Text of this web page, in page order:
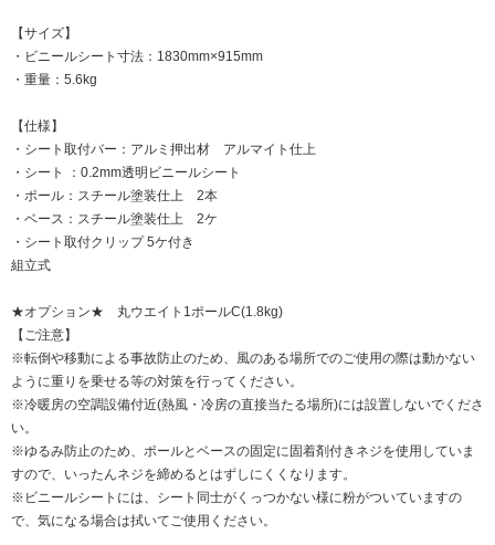
【サイズ】
・ビニールシート寸法：1830mm×915mm
・重量：5.6kg
【仕様】
・シート取付バー：アルミ押出材 アルマイト仕上
・シート ：0.2mm透明ビニールシート
・ポール：スチール塗装仕上 2本
・ベース：スチール塗装仕上 2ケ
・シート取付クリップ 5ケ付き
組立式
★オプション★ 丸ウエイト1ポールC(1.8kg)
【ご注意】
※転倒や移動による事故防止のため、風のある場所でのご使用の際は動かない
ように重りを乗せる等の対策を行ってください。
※冷暖房の空調設備付近(熱風・冷房の直接当たる場所)には設置しないでくださ
い。
※ゆるみ防止のため、ポールとベースの固定に固着剤付きネジを使用していま
すので、いったんネジを締めるとはずしにくくなります。
※ビニールシートには、シート同士がくっつかない様に粉がついていますの
で、気になる場合は拭いてご使用ください。